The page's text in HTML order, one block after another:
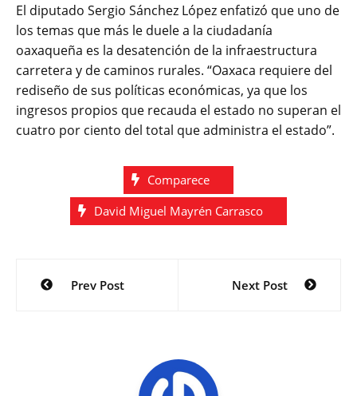
El diputado Sergio Sánchez López enfatizó que uno de
los temas que más le duele a la ciudadanía
oaxaqueña es la desatención de la infraestructura
carretera y de caminos rurales. “Oaxaca requiere del
rediseño de sus políticas económicas, ya que los
ingresos propios que recauda el estado no superan el
cuatro por ciento del total que administra el estado”.
Comparece
David Miguel Mayrén Carrasco
Navegación
Prev Post Next Post